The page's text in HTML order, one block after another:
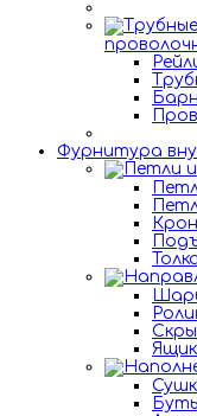
Фурнитура